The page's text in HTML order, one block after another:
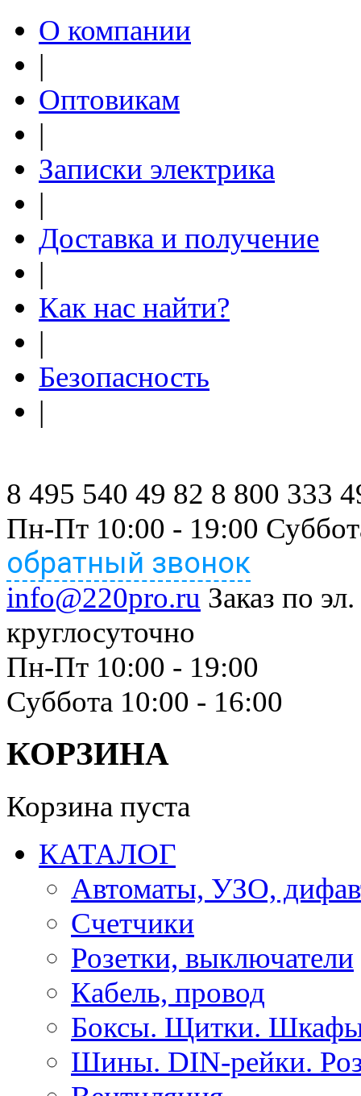
О компании
|
Оптовикам
|
Записки электрика
|
Доставка и получение
|
Как нас найти?
|
Безопасность
|
8 495 540 49 82 8 800 333
Пн-Пт 10:00 - 19:00
обратный звонок
info@220pro.ru Заказ по
круглосуточно
Пн-Пт 10:00 - 19:00
Суббота 10:00 - 16:00
КОРЗИНА
Корзина пуста
КАТАЛОГ
Автоматы, УЗО,
Счетчики
Розетки, выключатели
Кабель, провод
Боксы. Щитки.
Шины. DIN-рейки.